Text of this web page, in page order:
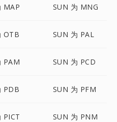
MAP SUN 为 MNG
OTB SUN 为 PAL
PAM SUN 为 PCD
PDB SUN 为 PFM
PICT SUN 为 PNM